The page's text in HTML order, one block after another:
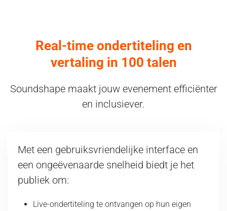
Real-time ondertiteling en
vertaling in 100 talen
Soundshape maakt jouw evenement efficiënter
en inclusiever.
Met een gebruiksvriendelijke interface en
een ongeëvenaarde snelheid biedt je het
publiek om:
Live-ondertiteling te ontvangen op hun eigen